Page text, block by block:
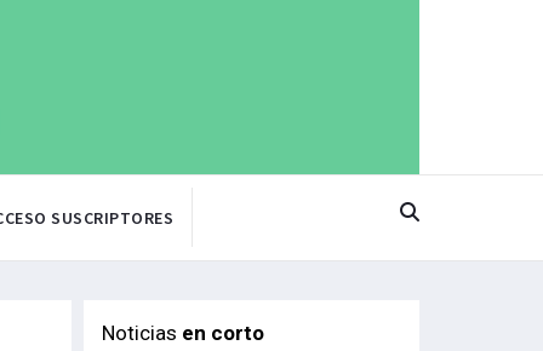
SUSCRIPTORES
Noticias en corto